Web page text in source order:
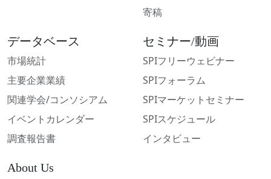
寄稿
データベース
市場統計
主要企業業績
関連学会/コンソシアム
イベントカレンダー
調査報告書
セミナー/動画
SPIフリーウェビナー
SPIフォーラム
SPIマーケットセミナー
SPIスケジュール
インタビュー
About Us